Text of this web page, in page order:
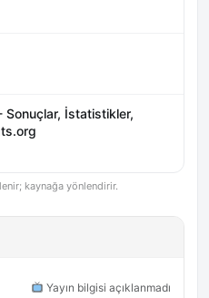
Sonuçlar, İstatistikler,
kaynağa yönlendirir.
Yayın bilgisi açıklanmadı